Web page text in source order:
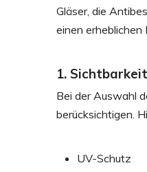
Gläser, die
einen erheblichen
1. Sichtbarkeit
Bei der Auswahl
berücksichtigen.
UV-Schutz